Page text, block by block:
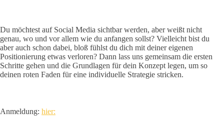
Du möchtest auf Social Media sichtbar werden, aber weißt nicht
genau, wo und vor allem wie du anfangen sollst? Vielleicht bist du
aber auch schon dabei, bloß fühlst du dich mit deiner eigenen
Positionierung etwas verloren? Dann lass uns gemeinsam die ersten
Schritte gehen und die Grundlagen für dein Konzept legen, um so
deinen roten Faden für eine individuelle Strategie stricken.
Anmeldung: hier: